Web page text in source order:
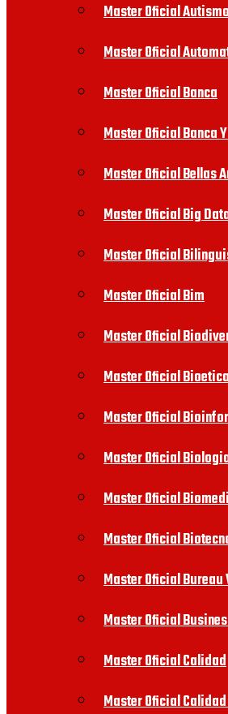
Master Oficial
Master Oficial
Master Oficial Banca
Master Oficial Banca
Master Oficial Bellas
Master Oficial Big
Master Oficial
Master Oficial Bim
Master Oficial
Master Oficial
Master Oficial
Master Oficial
Master Oficial
Master Oficial
Master Oficial
Master Oficial
Master Oficial Calidad
Master Oficial